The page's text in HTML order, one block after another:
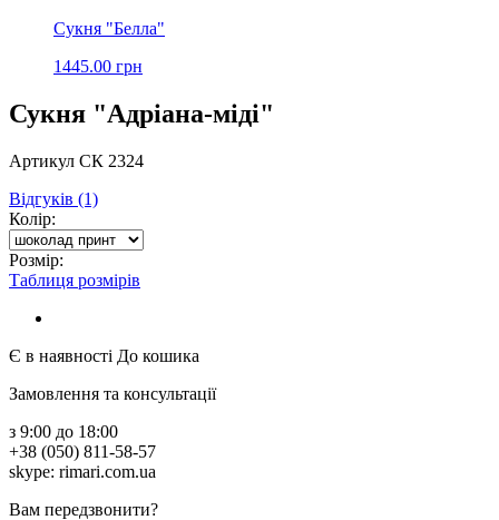
Сукня "Белла"
1445.00 грн
Сукня "Адріана-міді"
Артикул СК 2324
Відгуків (1)
Колір:
Розмір:
Таблиця розмірів
Є в наявності До кошика
Замовлення та консультації
з 9:00 до 18:00
+38 (050) 811-58-57
skype: rimari.com.ua
Вам передзвонити?